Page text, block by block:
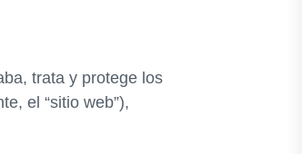
trata y protege los
el “sitio web”),